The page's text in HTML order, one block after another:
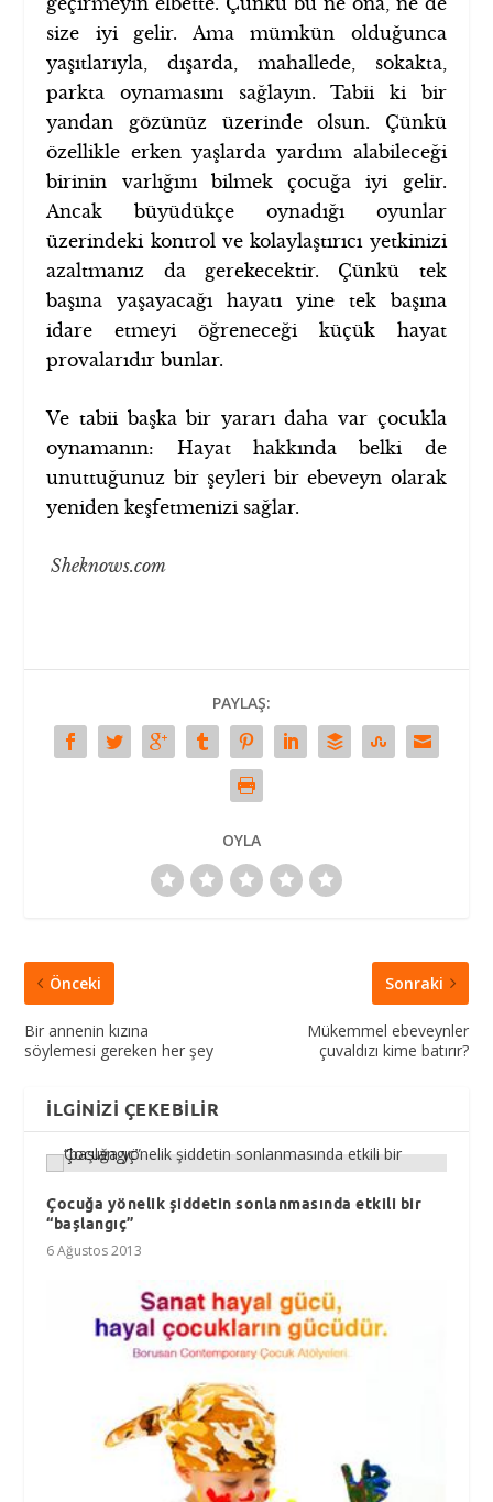
size iyi gelir. Ama mümkün olduğunca
yaşıtlarıyla, dışarda, mahallede, sokakta,
parkta oynamasını sağlayın. Tabii ki bir
yandan gözünüz üzerinde olsun. Çünkü
özellikle erken yaşlarda yardım alabileceği
birinin varlığını bilmek çocuğa iyi gelir.
Ancak büyüdükçe oynadığı oyunlar
üzerindeki kontrol ve kolaylaştırıcı yetkinizi
azaltmanız da gerekecektir. Çünkü tek
başına yaşayacağı hayatı yine tek başına
idare etmeyi öğreneceği küçük hayat
provalarıdır bunlar.
Ve tabii başka bir yararı daha var çocukla
oynamanın: Hayat hakkında belki de
unuttuğunuz bir şeyleri bir ebeveyn olarak
yeniden keşfetmenizi sağlar.
Sheknows.com
PAYLAŞ:
OYLA
Önceki
Bir annenin kızına
söylemesi gereken her şey
Sonraki
Mükemmel ebeveynler
çuvaldızı kime batırır?
İLGINIZI ÇEKEBILIR
Çocuğa yönelik şiddetin sonlanmasında etkili bir
“başlangıç”
6 Ağustos 2013